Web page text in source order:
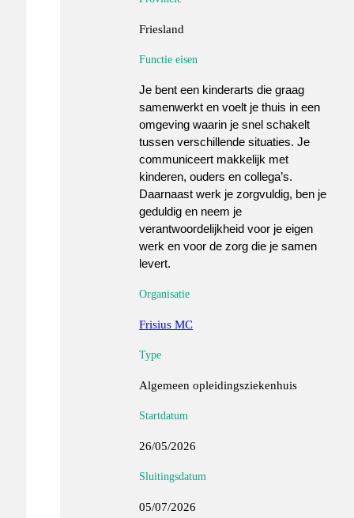
Friesland
Functie eisen
Je bent een kinderarts die graag
samenwerkt en voelt je thuis in een
omgeving waarin je snel schakelt
tussen verschillende situaties. Je
communiceert makkelijk met
kinderen, ouders en collega’s.
Daarnaast werk je zorgvuldig, ben je
geduldig en neem je
verantwoordelijkheid voor je eigen
werk en voor de zorg die je samen
levert.
Organisatie
Frisius MC
Type
Algemeen opleidingsziekenhuis
Startdatum
26/05/2026
Sluitingsdatum
05/07/2026